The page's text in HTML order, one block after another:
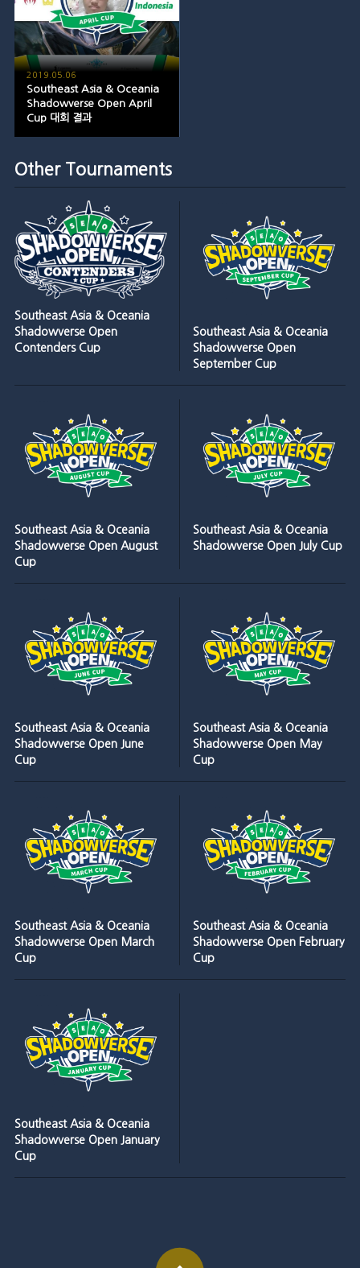
2019.05.06
Southeast Asia & Oceania
Shadowverse Open April
Cup 대회 결과
Other Tournaments
Southeast Asia & Oceania
Shadowverse Open
Contenders Cup
Southeast Asia & Oceania
Shadowverse Open
September Cup
Southeast Asia & Oceania
Shadowverse Open August
Cup
Southeast Asia & Oceania
Shadowverse Open July Cup
Southeast Asia & Oceania
Shadowverse Open June
Cup
Southeast Asia & Oceania
Shadowverse Open May
Cup
Southeast Asia & Oceania
Shadowverse Open March
Cup
Southeast Asia & Oceania
Shadowverse Open February
Cup
Southeast Asia & Oceania
Shadowverse Open January
Cup